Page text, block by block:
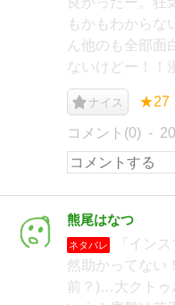
もかもわからな
ん他のも全部面
ないけどー！！
ナイス ★27
コメント(0)
熊尾はなつ
ネタバレ
『イン
然助かってない
前？)…大クト